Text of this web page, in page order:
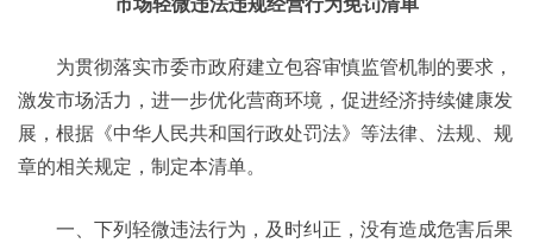
市场轻微违法违规经营行为免罚清单
为贯彻落实市委市政府建立包容审慎监管机制的要求，
激发市场活力，进一步优化营商环境，促进经济持续健康发
展，根据《中华人民共和国行政处罚法》等法律、法规、规
章的相关规定，制定本清单。
一、下列轻微违法行为，及时纠正，没有造成危害后果